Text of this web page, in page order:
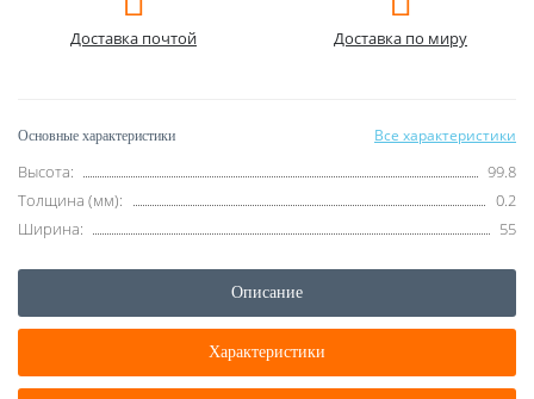
Доставка почтой Доставка по миру
Основные характеристики Все характеристики
Высота:
99.8
Толщина (мм):
0.2
Ширина:
55
Описание
Характеристики